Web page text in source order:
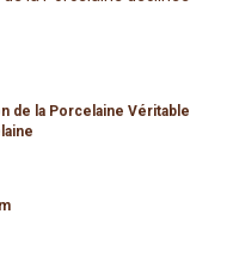
de la Porcelaine Véritable